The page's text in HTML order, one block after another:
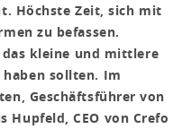
Höchste Zeit, sich mit
zu befassen.
kleine und mittlere
sollten. Im
Geschäftsführer von
Hupfeld, CEO von Crefo